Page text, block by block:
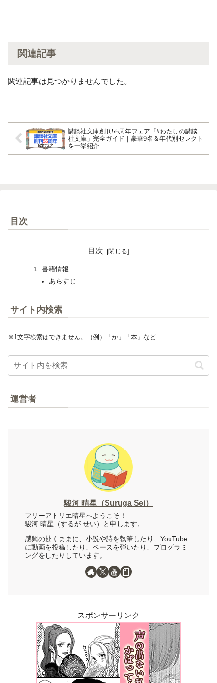
関連記事
関連記事は見つかりませんでした。
講談社文庫創刊55周年フェア「#わたしの講談
社文庫」完全ガイド｜豪華9名＆年代別セレクト
を一挙紹介
目次
目次
書籍情報
あらすじ
サイト内検索
※1文字検索はできません。（例）「か」「本」など
運営者
駿河 晴星（Suruga Sei）
フリーアトリエ晴星へようこそ！
駿河 晴星（するが せい）と申します。
感興の赴くままに、小説や詩を執筆したり、YouTube
に動画を投稿したり、ベースを弾いたり、プログラミ
ングをしたりしています。
スポンサーリンク